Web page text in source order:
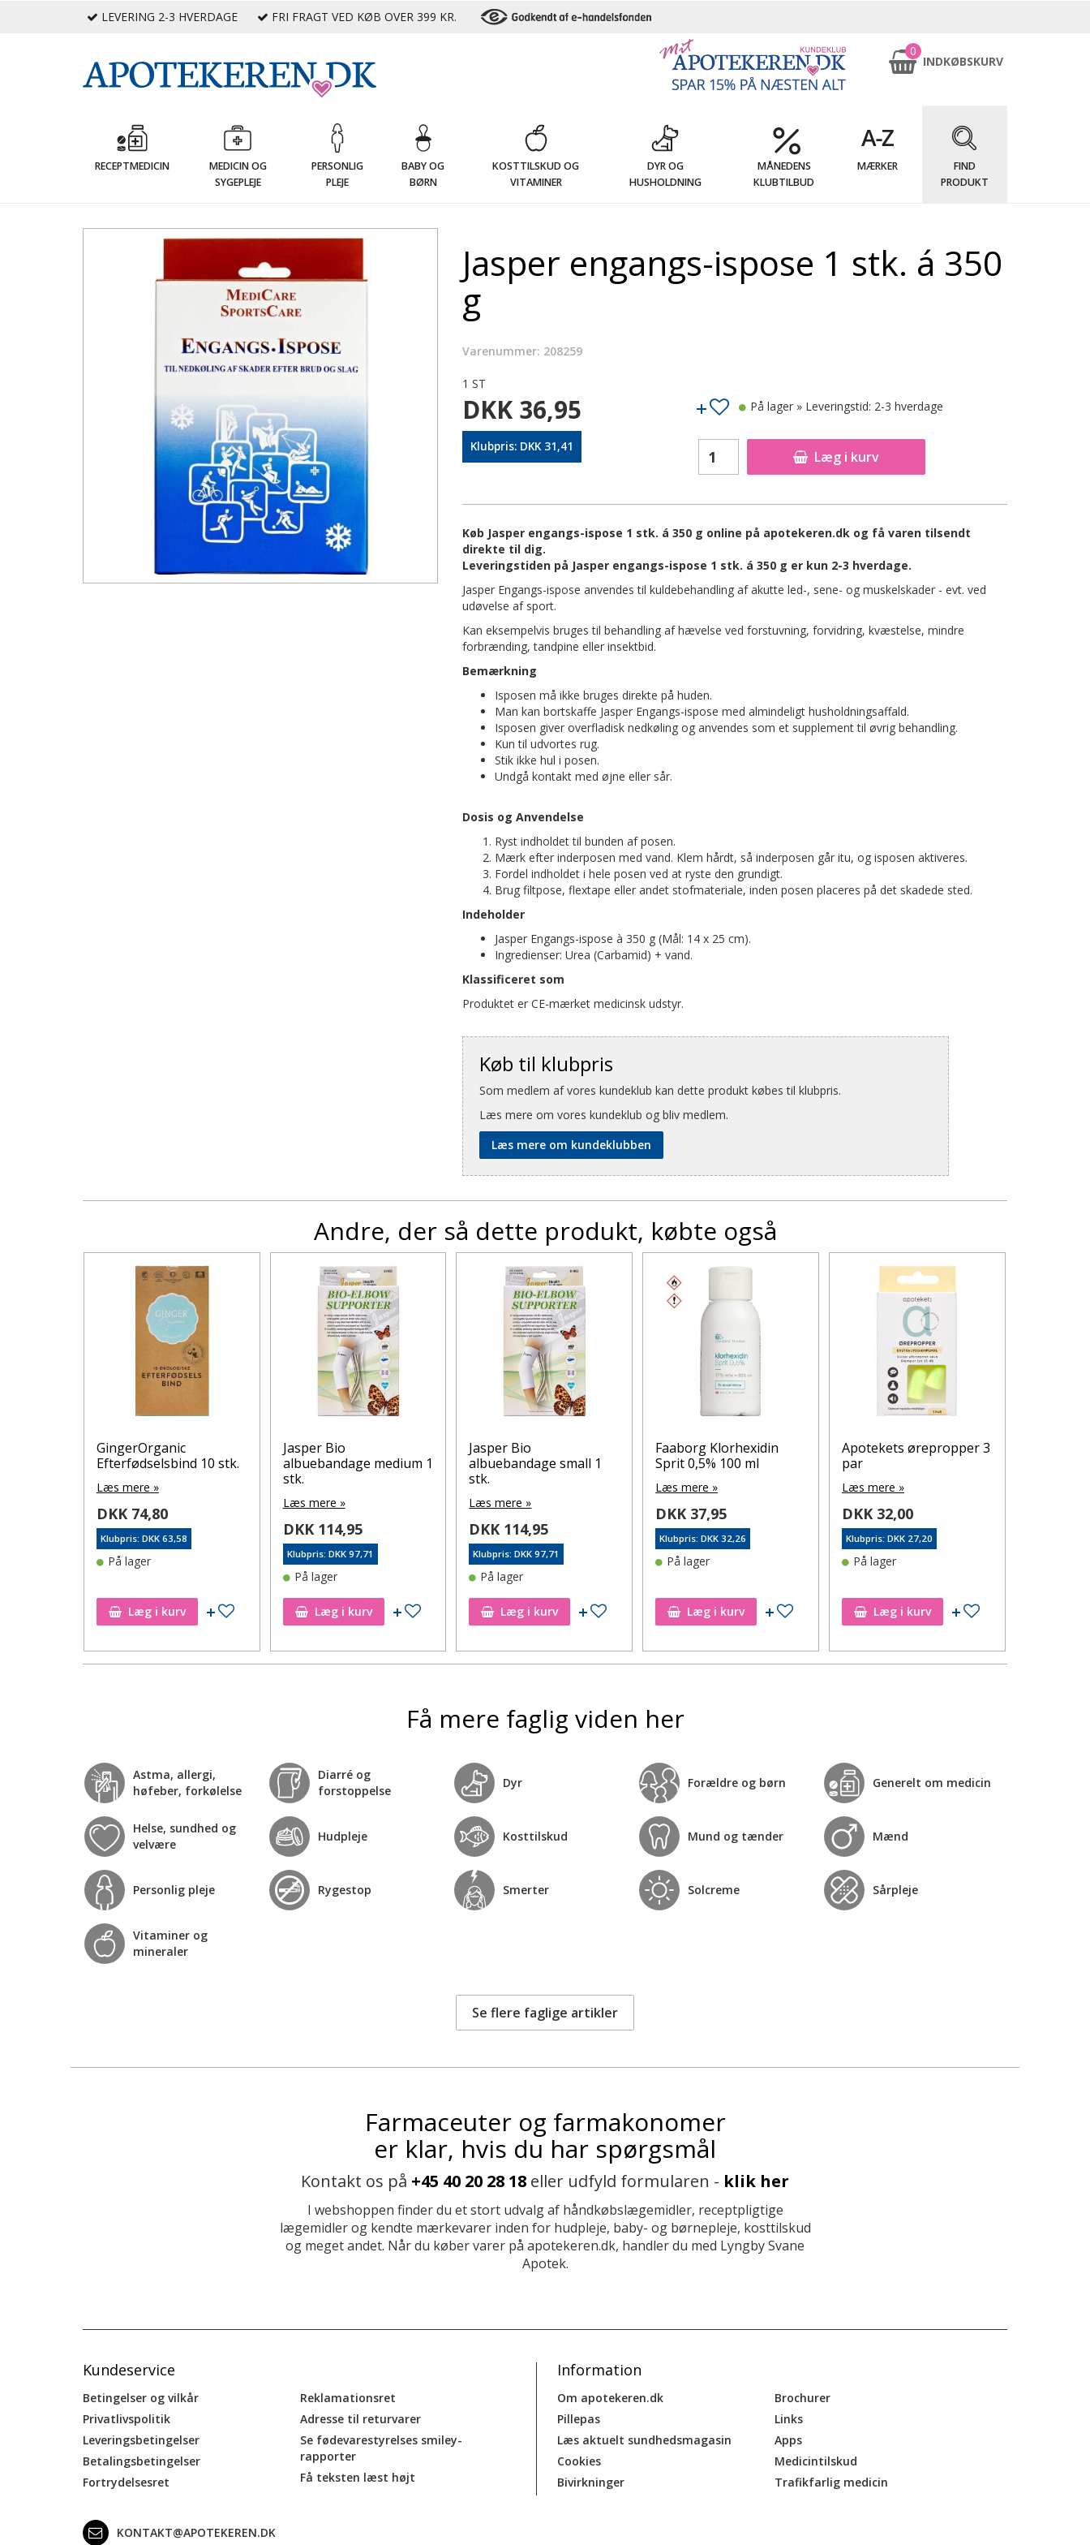
LEVERING 2-3 HVERDAGE FRI FRAGT VED KØB OVER 399 KR.
0
INDKØBSKURV
RECEPTMEDICIN
MEDICIN OG
SYGEPLEJE
PERSONLIG
PLEJE
BABY OG
BØRN
KOSTTILSKUD OG
VITAMINER
DYR OG
HUSHOLDNING
MÅNEDENS
KLUBTILBUD
MÆRKER
FIND
PRODUKT
Jasper engangs-ispose 1 stk. á 350
g
Varenummer: 208259
1 ST
DKK 36,95
Klubpris: DKK 31,41
Læg i kurv
På lager » Leveringstid: 2-3 hverdage
Køb Jasper engangs-ispose 1 stk. á 350 g online på apotekeren.dk og få varen tilsendt
direkte til dig.
Leveringstiden på Jasper engangs-ispose 1 stk. á 350 g er kun 2-3 hverdage.
Jasper Engangs-ispose anvendes til kuldebehandling af akutte led-, sene- og muskelskader - evt. ved
udøvelse af sport.
Kan eksempelvis bruges til behandling af hævelse ved forstuvning, forvidring, kvæstelse, mindre
forbrænding, tandpine eller insektbid.
Bemærkning
Isposen må ikke bruges direkte på huden.
Man kan bortskaffe Jasper Engangs-ispose med almindeligt husholdningsaffald.
Isposen giver overfladisk nedkøling og anvendes som et supplement til øvrig behandling.
Kun til udvortes rug.
Stik ikke hul i posen.
Undgå kontakt med øjne eller sår.
Dosis og Anvendelse
Ryst indholdet til bunden af posen.
Mærk efter inderposen med vand. Klem hårdt, så inderposen går itu, og isposen aktiveres.
Fordel indholdet i hele posen ved at ryste den grundigt.
Brug filtpose, flextape eller andet stofmateriale, inden posen placeres på det skadede sted.
Indeholder
Jasper Engangs-ispose à 350 g (Mål: 14 x 25 cm).
Ingredienser: Urea (Carbamid) + vand.
Klassificeret som
Produktet er CE-mærket medicinsk udstyr.
Køb til klubpris
Som medlem af vores kundeklub kan dette produkt købes til klubpris.
Læs mere om vores kundeklub og bliv medlem.
Læs mere om kundeklubben
Andre, der så dette produkt, købte også
Tilføj til ønskeseddel
GingerOrganic
Efterfødselsbind 10 stk.
Læs mere »
DKK 74,80
Klubpris: DKK 63,58
På lager
Læg i kurv Tilføj til ønskeseddel
Jasper Bio
albuebandage medium 1
stk.
Læs mere »
DKK 114,95
Klubpris: DKK 97,71
På lager
Læg i kurv Tilføj til ønskeseddel
Jasper Bio
albuebandage small 1
stk.
Læs mere »
DKK 114,95
Klubpris: DKK 97,71
På lager
Læg i kurv Tilføj til ønskeseddel
Faaborg Klorhexidin
Sprit 0,5% 100 ml
Læs mere »
DKK 37,95
Klubpris: DKK 32,26
På lager
Læg i kurv Tilføj til ønskeseddel
Apotekets ørepropper 3
par
Læs mere »
DKK 32,00
Klubpris: DKK 27,20
På lager
Læg i kurv Tilføj til ønskeseddel
Få mere faglig viden her
Astma, allergi,
høfeber, forkølelse
Diarré og
forstoppelse
Dyr Forældre og børn Generelt om medicin
Helse, sundhed og
velvære
Hudpleje Kosttilskud Mund og tænder Mænd
Personlig pleje Rygestop Smerter Solcreme Sårpleje
Vitaminer og
mineraler
Se flere faglige artikler
Farmaceuter og farmakonomer
er klar, hvis du har spørgsmål
Kontakt os på +45 40 20 28 18 eller udfyld formularen - klik her
I webshoppen finder du et stort udvalg af håndkøbslægemidler, receptpligtige
lægemidler og kendte mærkevarer inden for hudpleje, baby- og børnepleje, kosttilskud
og meget andet. Når du køber varer på apotekeren.dk, handler du med Lyngby Svane
Apotek.
Kundeservice
Betingelser og vilkår
Privatlivspolitik
Leveringsbetingelser
Betalingsbetingelser
Fortrydelsesret
Reklamationsret
Adresse til returvarer
Se fødevarestyrelses smiley-
rapporter
Få teksten læst højt
Information
Om apotekeren.dk
Pillepas
Læs aktuelt sundhedsmagasin
Cookies
Bivirkninger
Brochurer
Links
Apps
Medicintilskud
Trafikfarlig medicin
KONTAKT@APOTEKEREN.DK